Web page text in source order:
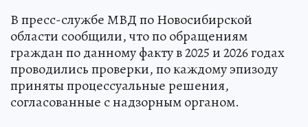
В пресс-службе МВД по Новосибирской
области сообщили, что по обращениям
граждан по данному факту в 2025 и 2026 годах
проводились проверки, по каждому эпизоду
приняты процессуальные решения,
согласованные с надзорным органом.